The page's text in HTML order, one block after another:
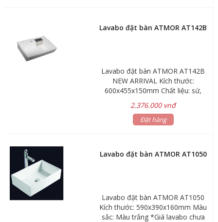
Lavabo đặt bàn ATMOR AT142B
Lavabo đặt bàn ATMOR AT142B
NEW ARRIVAL Kích thước:
600x455x150mm Chất liệu: sứ,
phụ kiện 1 năm Hãng sản xuất:
ATMOR
2.376.000 vnđ
Đặt hàng
Lavabo đặt bàn ATMOR AT1050
Lavabo đặt bàn ATMOR AT1050
Kích thước: 590x390x160mm Màu
sắc: Màu trắng *Giá lavabo chưa